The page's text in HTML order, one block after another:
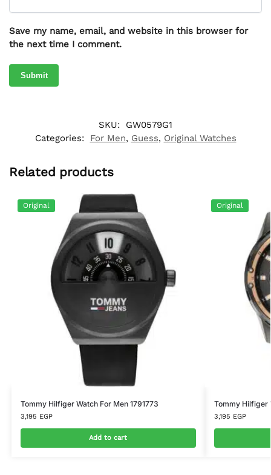
Save my name, email, and website in this browser for
the next time I comment.
SKU:
GW0579G1
Categories:
For Men, Guess, Original Watches
Related products
Original
Tommy Hilfiger Watch For Men 1791773
3,195 EGP
Add to cart
Original
Tommy Hilfiger
3,195 EGP